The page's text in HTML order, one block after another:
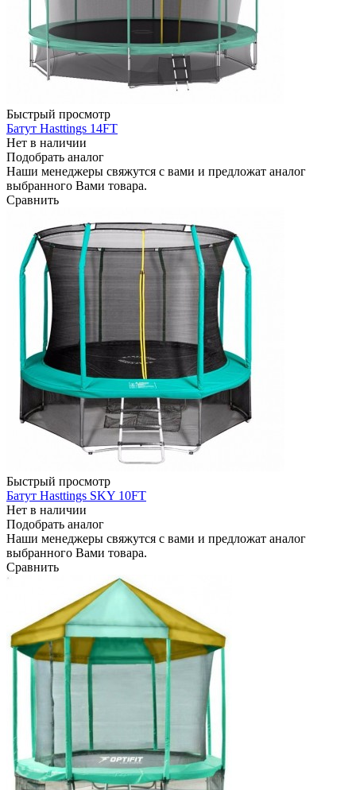
Быстрый просмотр
Батут Hasttings 14FT
Нет в наличии
Подобрать аналог
Наши менеджеры свяжутся с вами и предложат аналог
выбранного Вами товара.
Сравнить
Быстрый просмотр
Батут Hasttings SKY 10FT
Нет в наличии
Подобрать аналог
Наши менеджеры свяжутся с вами и предложат аналог
выбранного Вами товара.
Сравнить